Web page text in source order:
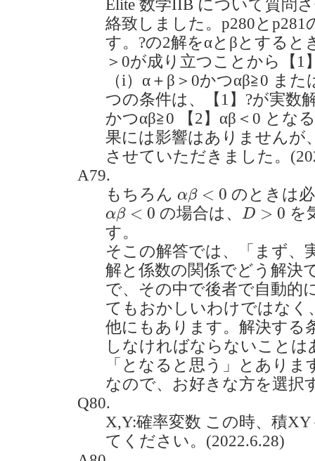
Elite 数学IIB について質問
絡致しました。p280と
す。?の2解をαとβとすると
＞0が成り立つことから【1
（i）α＋β＞0かつαβ≧0 ま
つの条件は、【1】?が実
かつαβ≧0 【2】αβ＜0 とな
果には影響はありませんが
させていただきました。
A79.
もちろん αβ < 0
α β< 0 のときは
αβ < 0
αβ<0 の場合は、D > 0
D>0
を
す。
そこの解答では、「まず、
解と係数の関係でどう解決
で、その中で後者で自動的
てもおかしいわけではなく
他にもあります。解決する
しなければならないことは
「となると思う」とあり
なので、お好きな方を選択
Q80.
X,Y:確率変数 この時、積
てください。(2022.6.28)